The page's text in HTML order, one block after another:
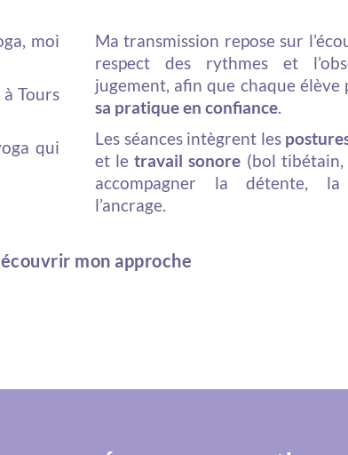
moi
Tours
qui
Ma transmission repose sur
respect des rythmes et
jugement, afin que chaque élève
sa pratique en confiance.
Les séances intègrent les
et letravail sonore (bol
accompagner la détente,
l’ancrage.
mon approche